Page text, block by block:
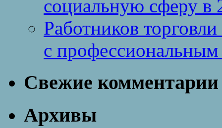
социальную сферу в
Работников
с
Свежие комментарии
Архивы